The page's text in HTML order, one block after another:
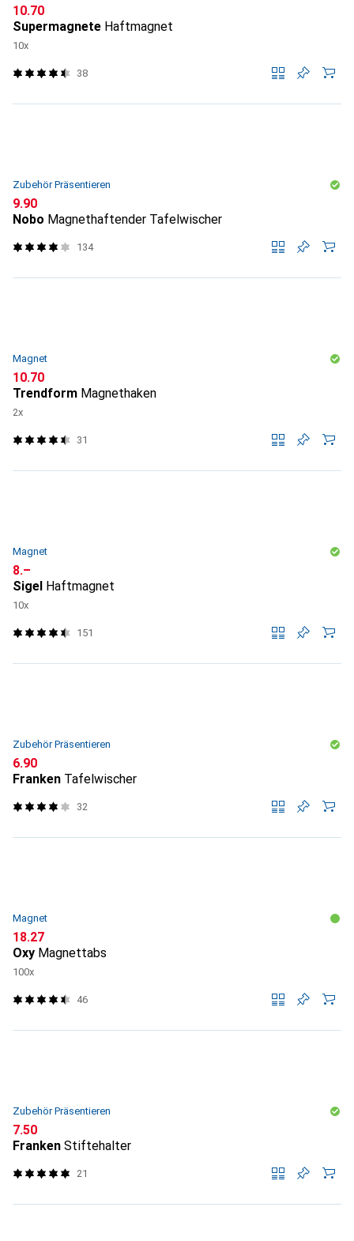
CHF
10.70
Supermagnete Haftmagnet
10x
38
Zubehör Präsentieren
CHF
9.90
Nobo Magnethaftender Tafelwischer
134
Magnet
CHF
10.70
Trendform Magnethaken
2x
31
Magnet
CHF
8.–
Sigel Haftmagnet
10x
151
Zubehör Präsentieren
CHF
6.90
Franken Tafelwischer
32
Magnet
CHF
18.27
Oxy Magnettabs
100x
46
Zubehör Präsentieren
CHF
7.50
Franken Stiftehalter
21